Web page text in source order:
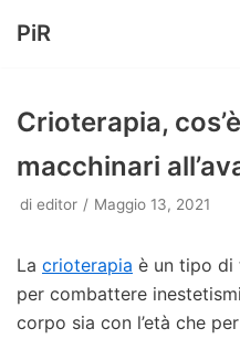
contenuto
PiR
Crioterapia,
macchinari
di editor Maggio 13, 2021
La crioterapia è un tipo di
per combattere
corpo sia con l’età che